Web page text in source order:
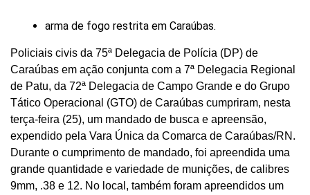
arma de fogo restrita em Caraúbas.
Policiais civis da 75ª Delegacia de Polícia (DP) de
Caraúbas em ação conjunta com a 7ª Delegacia Regional
de Patu, da 72ª Delegacia de Campo Grande e do Grupo
Tático Operacional (GTO) de Caraúbas cumpriram, nesta
terça-feira (25), um mandado de busca e apreensão,
expendido pela Vara Única da Comarca de Caraúbas/RN.
Durante o cumprimento de mandado, foi apreendida uma
grande quantidade e variedade de munições, de calibres
9mm, .38 e 12. No local, também foram apreendidos um